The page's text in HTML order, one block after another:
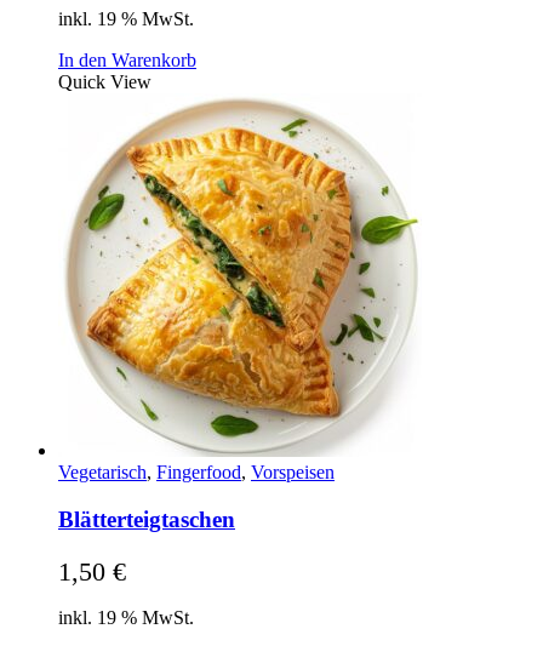
inkl. 19 % MwSt.
In den Warenkorb
Quick View
Vegetarisch, Fingerfood, Vorspeisen
Blätterteigtaschen
1,50 €
inkl. 19 % MwSt.